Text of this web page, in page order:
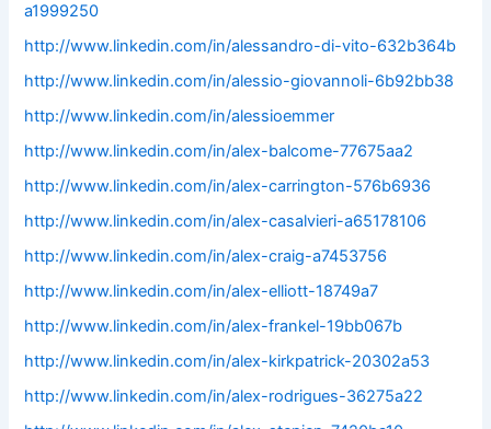
a1999250
http://www.linkedin.com/in/alessandro-di-vito-632b364b
http://www.linkedin.com/in/alessio-giovannoli-6b92bb38
http://www.linkedin.com/in/alessioemmer
http://www.linkedin.com/in/alex-balcome-77675aa2
http://www.linkedin.com/in/alex-carrington-576b6936
http://www.linkedin.com/in/alex-casalvieri-a65178106
http://www.linkedin.com/in/alex-craig-a7453756
http://www.linkedin.com/in/alex-elliott-18749a7
http://www.linkedin.com/in/alex-frankel-19bb067b
http://www.linkedin.com/in/alex-kirkpatrick-20302a53
http://www.linkedin.com/in/alex-rodrigues-36275a22